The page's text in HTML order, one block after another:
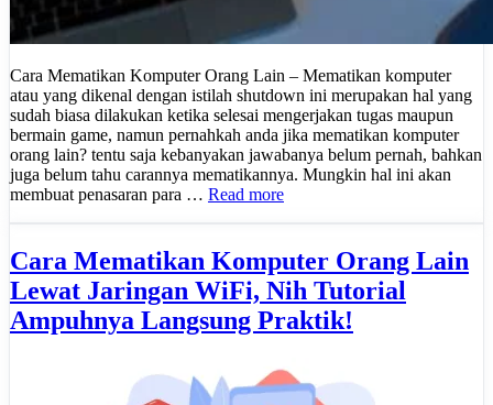
Cara Mematikan Komputer Orang Lain – Mematikan komputer
atau yang dikenal dengan istilah shutdown ini merupakan hal yang
sudah biasa dilakukan ketika selesai mengerjakan tugas maupun
bermain game, namun pernahkah anda jika mematikan komputer
orang lain? tentu saja kebanyakan jawabanya belum pernah, bahkan
juga belum tahu carannya mematikannya. Mungkin hal ini akan
membuat penasaran para … Read more
Cara Mematikan Komputer Orang Lain
Lewat Jaringan WiFi, Nih Tutorial
Ampuhnya Langsung Praktik!